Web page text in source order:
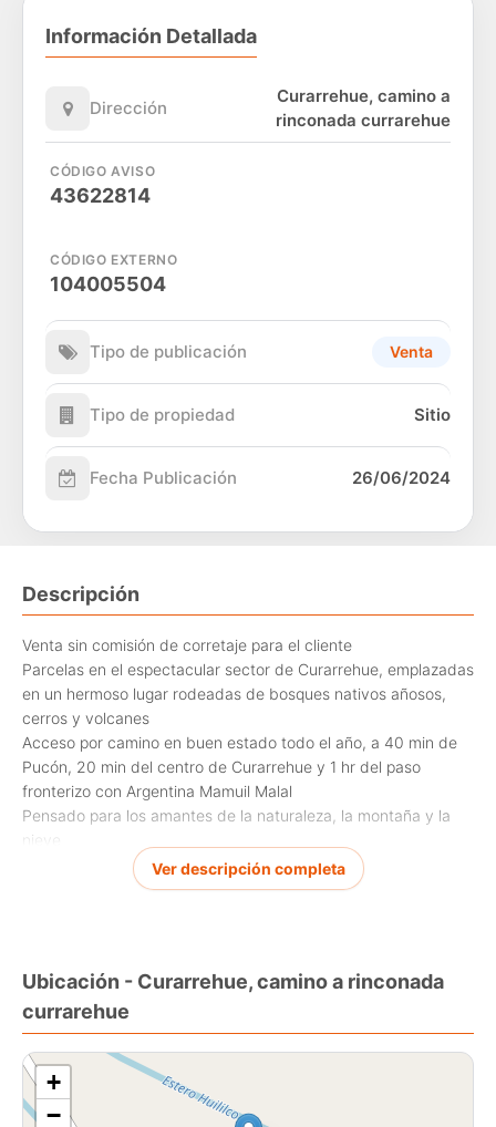
Información Detallada
Dirección
Curarrehue, camino a
rinconada currarehue
CÓDIGO AVISO
43622814
CÓDIGO EXTERNO
104005504
Tipo de publicación Venta
Tipo de propiedad Sitio
Fecha Publicación 26/06/2024
Descripción
Venta sin comisión de corretaje para el cliente
Parcelas en el espectacular sector de Curarrehue, emplazadas
en un hermoso lugar rodeadas de bosques nativos añosos,
cerros y volcanes
Acceso por camino en buen estado todo el año, a 40 min de
Pucón, 20 min del centro de Curarrehue y 1 hr del paso
fronterizo con Argentina Mamuil Malal
Pensado para los amantes de la naturaleza, la montaña y la
nieve
Las parcelas cuentan con luz y agua, tienen lomaje suave y
espectaculares vistas
Ver descripción completa
Ubicación - Curarrehue, camino a rinconada
currarehue
+
−